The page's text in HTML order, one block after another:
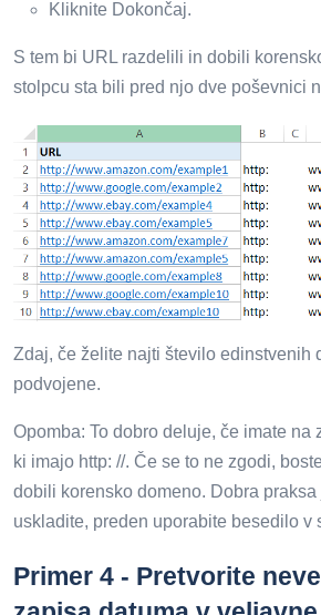
Kliknite Dokončaj.
S tem bi URL razdelili in dobili
stolpcu sta bili pred njo dve poševnici
Zdaj, če želite najti število edinstvenih
podvojene.
Opomba: To dobro deluje, če imate na
ki imajo http: //. Če se to ne zgodi,
dobili korensko domeno. Dobra praksa
uskladite, preden uporabite besedilo v
Primer 4 - Pretvorite